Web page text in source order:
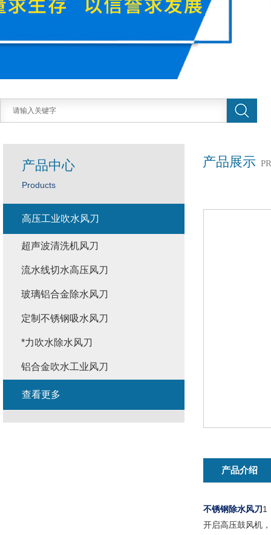
产品展示
产品介绍
不锈钢除水风刀1
开启高压鼓风机
产品中心
Products
高压工业吹水风刀
超声波清洗机风刀
流水线切水高压风刀
玻璃铝合金除水风刀
定制不锈钢吸水风刀
*力吹水除水风刀
铝合金吹水工业风刀
查看更多